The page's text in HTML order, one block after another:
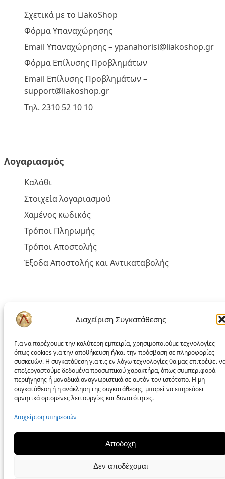
Διαχείριση Συγκατάθεσης
Για να παρέχουμε την καλύτερη εμπειρία, χρησιμοποιούμε τεχνολογίες
όπως cookies για την αποθήκευση ή/και την πρόσβαση σε πληροφορίες
συσκευών. Η συγκατάθεση για τις εν λόγω τεχνολογίες θα μας επιτρέψει
επεξεργαστούμε δεδομένα προσωπικού χαρακτήρα, όπως συμπεριφορά
περιήγησης ή μοναδικά αναγνωριστικά σε αυτόν τον ιστότοπο. Η μη
συγκατάθεση ή η ανάκληση της συγκατάθεσης, μπορεί να επηρεάσει
αρνητικά ορισμένες λειτουργίες και δυνατότητες.
Διαχείριση υπηρεσιών
Αποδοχή
Δεν αποδέχομαι
Σχετικά με το LiakoShop
Φόρμα Υπαναχώρησης
Email Υπαναχώρησης –ypanahorisi@liakoshop.gr
Φόρμα Επίλυσης Προβλημάτων
Email Επίλυσης Προβλημάτων –
support@liakoshop.gr
Τηλ. 2310 52 10 10
Λογαριασμός
Καλάθι
Στοιχεία λογαριασμού
Χαμένος κωδικός
Τρόποι Πληρωμής
Τρόποι Αποστολής
Έξοδα Αποστολής και Αντικαταβολής
Πολιτική liakoshop
Όροι Χρήσης
Δικαίωμα Υπαναχώρησης
Επίλυση Προβλημάτων
Προσωπικά Δεδομένα – GDPR
Πολιτική Cookies
Πολιτική απορρήτου